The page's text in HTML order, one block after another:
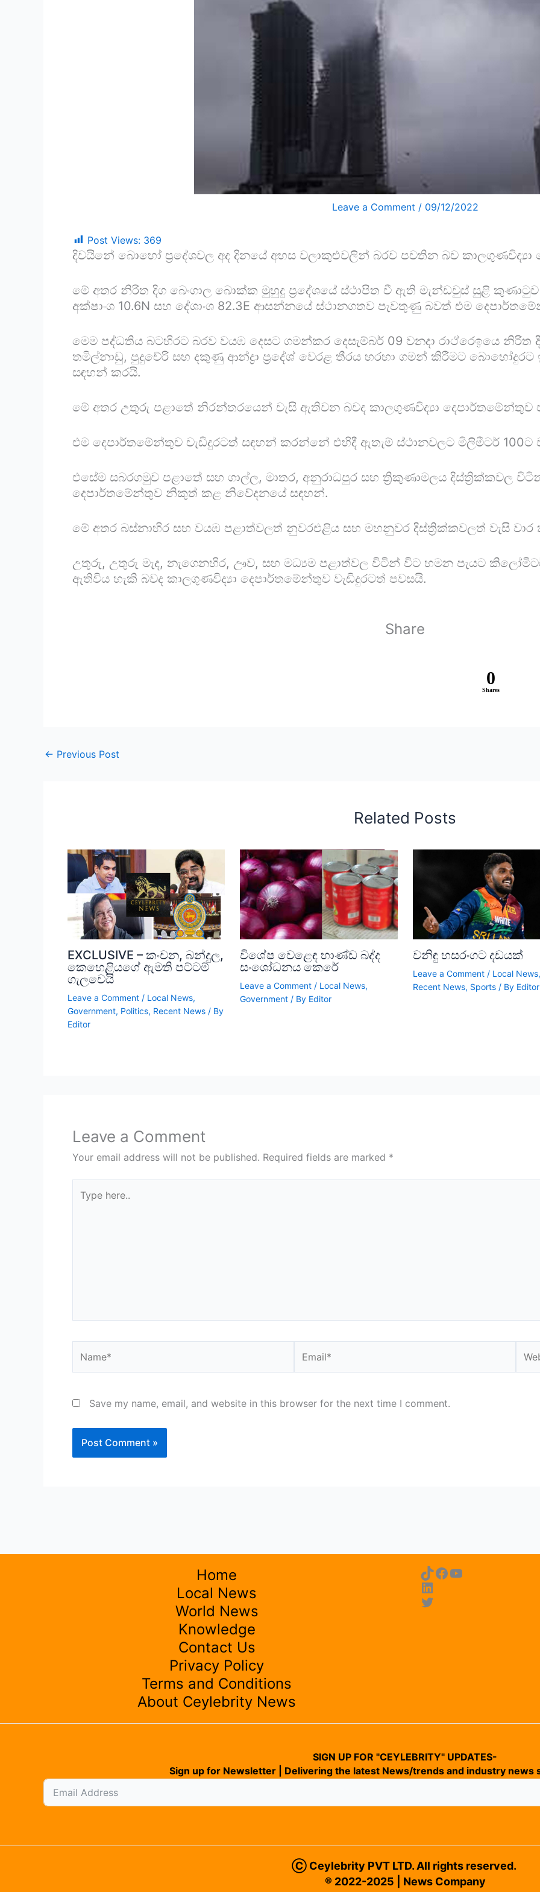
Leave a Comment / 09/12/2022
Post Views: 369
දිවයිනේ බොහෝ ප්‍රදේශවල අද දිනයේ අහස වලාකුළුවලින් බරව පවතින බව කාලගුණවිද්‍යා
මේ අතර නිරිත දිග බෙංගාල බොක්ක මුහුදු ප්‍රදේශයේ ස්ථාපිත වී ඇති මැන්ඩවුස් සුළි කුණාටුව
අක්ෂාංශ 10.6N සහ දේශාංශ 82.3E ආසන්නයේ ස්ථානගතව පැවතුණු බවත් එම
මෙම පද්ධතිය බටහිරට බරව වයඹ දෙසට ගමන්කර දෙසැම්බර් 09 වනදා රාථ්රෙඉයෙ
තමිල්නාඩු, පුදුචේරි සහ දකුණු ආන්ද්‍රා ප්‍රදේශ් වෙරළ තීරය හරහා ගමන් කිරීමට
සඳහන් කරයි.
මේ අතර උතුරු පළාතේ නිරන්තරයෙන් වැසි ඇතිවන බවද කාලගුණවිද්‍යා දෙපාර්තමේන්තුව
එම දෙපාර්තමේන්තුව වැඩිදුරටත් සඳහන් කරන්නේ එහිදී ඇතැම් ස්ථානවලට මිලිමීටර් 100ට
එසේම සබරගමුව පළාතේ සහ ගාල්ල, මාතර, අනුරාධපුර සහ ත්‍රිකුණාමලය දිස්ත්‍රික්කවල
දෙපාර්තමේන්තුව නිකුත් කළ නිවේදනයේ සඳහන්.
මේ අතර බස්නාහිර සහ වයඹ පළාත්වලත් නුවරඑළිය සහ මහනුවර දිස්ත්‍රික්කවලත් වැසි
උතුරු, උතුරු මැද, නැගෙනහිර, ඌව, සහ මධ්‍යම පළාත්වල විටින් විට හමන පැයට
ඇතිවිය හැකි බවද කාලගුණවිද්‍යා දෙපාර්තමේන්තුව වැඩිදුරටත් පවසයි.
Share
0
Shares
← Previous Post
Related Posts
EXCLUSIVE – කංචන, බන්දුල,
කෙහෙළියගේ ඇමති පට්ටම්
ගැලවෙයි
Leave a Comment / Local News,
Government, Politics, Recent News / By
Editor
විශේෂ වෙළෙඳ භාණ්ඩ බද්ද
සංශෝධනය කෙරේ
Leave a Comment / Local News,
Government / By Editor
වනිඳු හසරංගට දඩයක්
Leave a Comment / Local News,
Recent News, Sports/ By Editor
Leave a Comment
Your email address will not be published. Required fields are marked *
here..
Save my name, email, and website in this browser for the next time I comment.
Home
Local News
World News
Knowledge
Contact Us
Privacy Policy
Terms and Conditions
About Ceylebrity News
SIGN UP FOR "CEYLEBRITY" UPDATES-
Sign up for Newsletter | Delivering the latest News/trends and industry news
Ⓒ Ceylebrity PVT LTD. All rights reserved.
® 2022-2025 | News Company